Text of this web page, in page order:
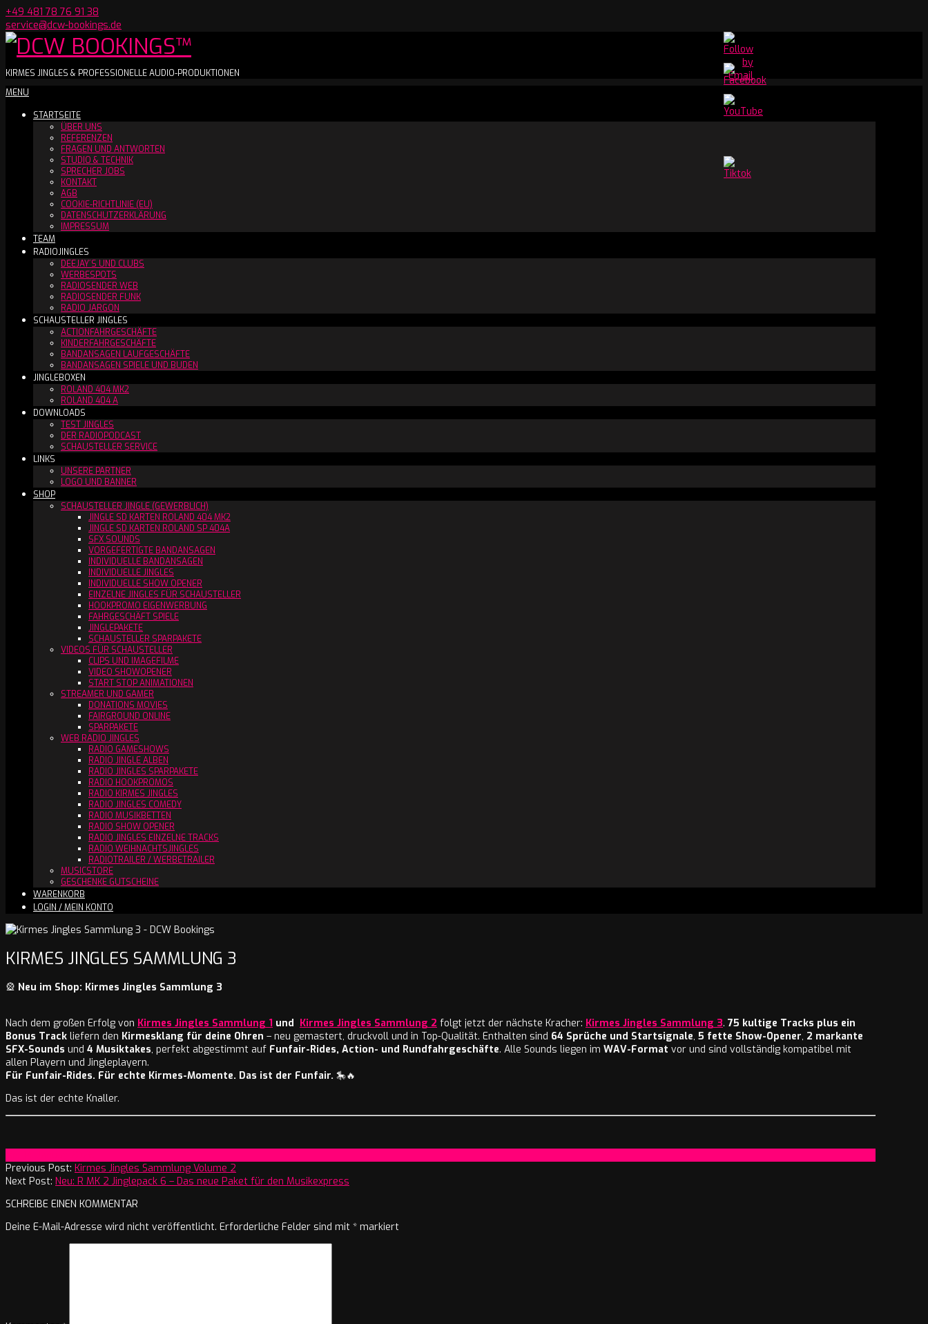
Skip
to
content
+49 481 78 76 91 38
service@dcw-bookings.de
Youtube
Channel
DCW
BOOKINGS™
KIRMES JINGLES & PROFESSIONELLE AUDIO-PRODUKTIONEN
Secondary
Menu
MENU
STARTSEITE
ÜBER UNS
REFERENZEN
FRAGEN UND ANTWORTEN
STUDIO & TECHNIK
SPRECHER JOBS
KONTAKT
AGB
COOKIE-RICHTLINIE (EU)
DATENSCHUTZERKLÄRUNG
IMPRESSUM
TEAM
RADIOJINGLES
DEEJAY´S UND CLUBS
WERBESPOTS
RADIOSENDER WEB
RADIOSENDER FUNK
RADIO JARGON
SCHAUSTELLER JINGLES
ACTIONFAHRGESCHÄFTE
KINDERFAHRGESCHÄFTE
BANDANSAGEN LAUFGESCHÄFTE
BANDANSAGEN SPIELE UND BUDEN
JINGLEBOXEN
ROLAND 404 MK2
ROLAND 404 A
DOWNLOADS
TEST JINGLES
DER RADIOPODCAST
SCHAUSTELLER SERVICE
LINKS
UNSERE PARTNER
LOGO UND BANNER
SHOP
SCHAUSTELLER JINGLE (GEWERBLICH)
JINGLE SD KARTEN ROLAND 404 MK2
JINGLE SD KARTEN ROLAND SP 404A
SFX SOUNDS
VORGEFERTIGTE BANDANSAGEN
INDIVIDUELLE BANDANSAGEN
INDIVIDUELLE JINGLES
INDIVIDUELLE SHOW OPENER
EINZELNE JINGLES FÜR SCHAUSTELLER
HOOKPROMO EIGENWERBUNG
FAHRGESCHÄFT SPIELE
JINGLEPAKETE
SCHAUSTELLER SPARPAKETE
VIDEOS FÜR SCHAUSTELLER
CLIPS UND IMAGEFILME
VIDEO SHOWOPENER
START STOP ANIMATIONEN
STREAMER UND GAMER
DONATIONS MOVIES
FAIRGROUND ONLINE
SPARPAKETE
WEB RADIO JINGLES
RADIO GAMESHOWS
RADIO JINGLE ALBEN
RADIO JINGLES SPARPAKETE
RADIO HOOKPROMOS
RADIO KIRMES JINGLES
RADIO JINGLES COMEDY
RADIO MUSIKBETTEN
RADIO SHOW OPENER
RADIO JINGLES EINZELNE TRACKS
RADIO WEIHNACHTSJINGLES
RADIOTRAILER / WERBETRAILER
MUSICSTORE
GESCHENKE GUTSCHEINE
WARENKORB
LOGIN / MEIN KONTO
KIRMES JINGLES SAMMLUNG 3
🎡 Neu im Shop: Kirmes Jingles Sammlung 3
Nach dem großen Erfolg von Kirmes Jingles Sammlung 1 und Kirmes Jingles Sammlung 2 folgt jetzt der nächste Kracher: Kirmes Jingles Sammlung 3. 75 kultige Tracks plus ein
Bonus Track liefern den Kirmesklang für deine Ohren – neu gemastert, druckvoll und in Top-Qualität. Enthalten sind 64 Sprüche und Startsignale, 5 fette Show-Opener, 2 markante
SFX-Sounds und 4 Musiktakes, perfekt abgestimmt auf Funfair-Rides, Action- und Rundfahrgeschäfte. Alle Sounds liegen im WAV-Format vor und sind vollständig kompatibel mit
allen Playern und Jingleplayern.
Für Funfair-Rides. Für echte Kirmes-Momente. Das ist der Funfair. 🎠🔥
Das ist der echte Knaller.
01-
14
Previous Post: Kirmes Jingles Sammlung Volume 2
Next Post: Neu: R MK 2 Jinglepack 6 – Das neue Paket für den Musikexpress
SCHREIBE EINEN KOMMENTAR
Deine E-Mail-Adresse wird nicht veröffentlicht. Erforderliche Felder sind mit * markiert